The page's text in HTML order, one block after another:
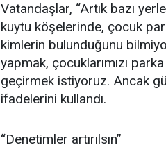
Vatandaşlar, “Artık bazı
kuytu köşelerinde, çocuk
kimlerin bulunduğunu
yapmak, çocuklarımızı
geçirmek istiyoruz. Ancak
ifadelerini kullandı.
“Denetimler artırılsın”